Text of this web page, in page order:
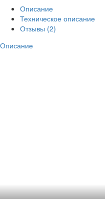
Описание
Техническое описание
Отзывы (2)
Описание